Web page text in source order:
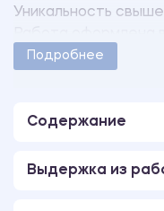
Уникальность
методическими
Подробнее
Содержание
Выдержка из